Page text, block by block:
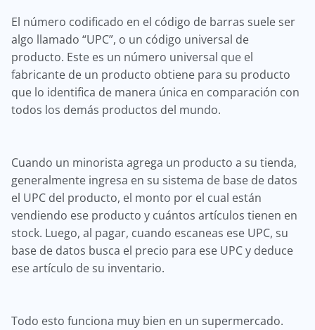
El número codificado en el código de barras suele ser
algo llamado “UPC”, o un código universal de
producto. Este es un número universal que el
fabricante de un producto obtiene para su producto
que lo identifica de manera única en comparación con
todos los demás productos del mundo.
Cuando un minorista agrega un producto a su tienda,
generalmente ingresa en su sistema de base de datos
el UPC del producto, el monto por el cual están
vendiendo ese producto y cuántos artículos tienen en
stock. Luego, al pagar, cuando escaneas ese UPC, su
base de datos busca el precio para ese UPC y deduce
ese artículo de su inventario.
Todo esto funciona muy bien en un supermercado.